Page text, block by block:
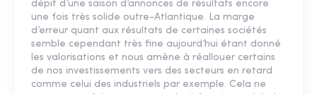
dépit d’une saison d’annonces de résultats encore
une fois très solide outre-Atlantique. La marge
d’erreur quant aux résultats de certaines sociétés
semble cependant très fine aujourd’hui étant donné
les valorisations et nous amène à réallouer certains
de nos investissements vers des secteurs en retard
comme celui des industriels par exemple. Cela ne